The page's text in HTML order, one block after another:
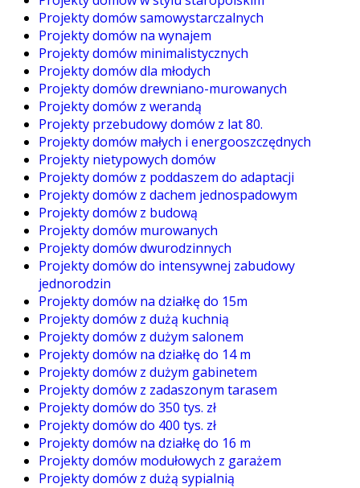
Projekty domów samowystarczalnych
Projekty domów na wynajem
Projekty domów minimalistycznych
Projekty domów dla młodych
Projekty domów drewniano-murowanych
Projekty domów z werandą
Projekty przebudowy domów z lat 80.
Projekty domów małych i energooszczędnych
Projekty nietypowych domów
Projekty domów z poddaszem do adaptacji
Projekty domów z dachem jednospadowym
Projekty domów z budową
Projekty domów murowanych
Projekty domów dwurodzinnych
Projekty domów do intensywnej zabudowy
jednorodzin
Projekty domów na działkę do 15m
Projekty domów z dużą kuchnią
Projekty domów z dużym salonem
Projekty domów na działkę do 14 m
Projekty domów z dużym gabinetem
Projekty domów z zadaszonym tarasem
Projekty domów do 350 tys. zł
Projekty domów do 400 tys. zł
Projekty domów na działkę do 16 m
Projekty domów modułowych z garażem
Projekty domów z dużą sypialnią